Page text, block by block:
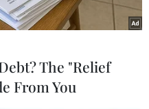
The "Relief
From You